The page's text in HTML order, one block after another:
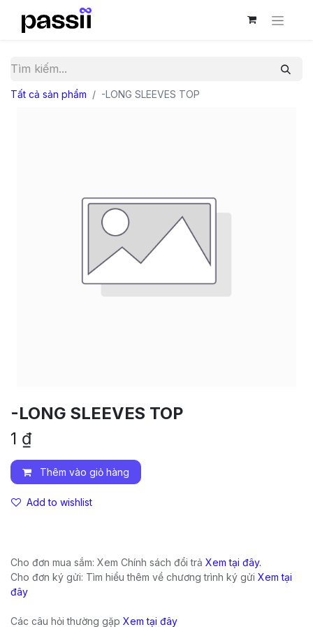
Tất cả sản phẩm -LONG SLEEVES TOP
-LONG SLEEVES TOP
1 ₫
Thêm vào giỏ hàng
Add to wishlist
Cho đơn mua sắm: Xem Chính sách đổi trả Xem tại đây.
Cho đơn ký gửi: Tìm hiểu thêm về chương trình ký gửi Xem tại
đây
Các câu hỏi thường gặp Xem tại đây